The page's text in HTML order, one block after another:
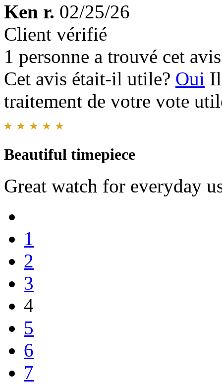
Ken r. 02/25/26
Client vérifié
1 personne a trouvé cet
Cet avis était-il utile? Oui
traitement de votre vote
Beautiful timepiece
Great watch for everyday
1
2
3
4
5
6
7